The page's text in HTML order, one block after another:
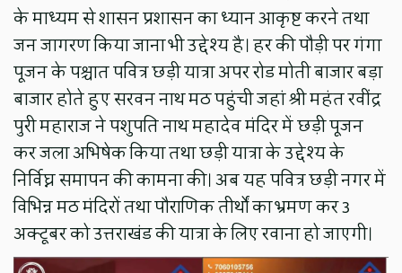
के माध्यम से शासन प्रशासन का ध्यान आकृष्ट करने तथा
जन जागरण किया जाना भी उद्देश्य है। हर की पौड़ी पर गंगा
पूजन के पश्चात पवित्र छड़ी यात्रा अपर रोड मोती बाजार बड़ा
बाजार होते हुए सरवन नाथ मठ पहुंची जहां श्री महंत रवींद्र
पुरी महाराज ने पशुपति नाथ महादेव मंदिर में छड़ी पूजन
कर जला अभिषेक किया तथा छड़ी यात्रा के उद्देश्य के
निर्विघ्न समापन की कामना की। अब यह पवित्र छड़ी नगर में
विभिन्न मठ मंदिरों तथा पौराणिक तीर्थों का भ्रमण कर 3
अक्टूबर को उत्तराखंड की यात्रा के लिए रवाना हो जाएगी।